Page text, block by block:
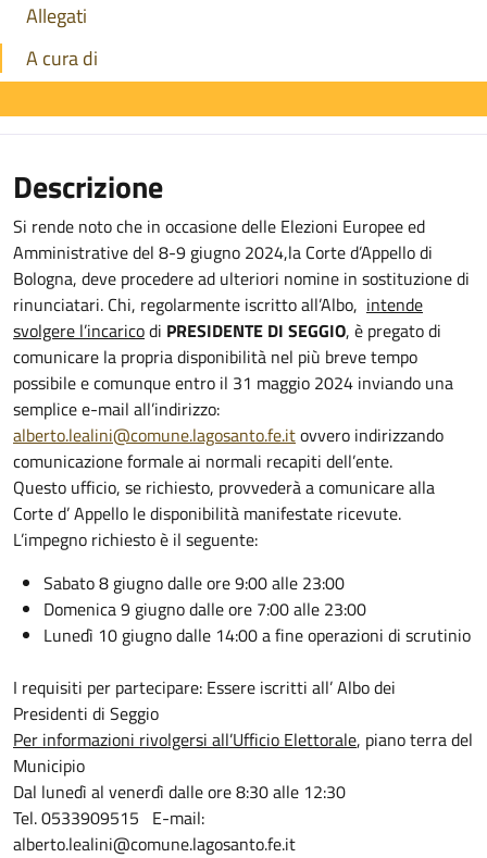
Allegati
A cura di
Descrizione
Si rende noto che in occasione delle Elezioni Europee ed
Amministrative del 8-9 giugno 2024,la Corte d’Appello di
Bologna, deve procedere ad ulteriori nomine in sostituzione di
rinunciatari. Chi, regolarmente iscritto all’Albo, intende
svolgere l’incaricodi PRESIDENTE DI SEGGIO, è pregato di
comunicare la propria disponibilità nel più breve tempo
possibile e comunque entro il 31 maggio 2024 inviando una
semplice e-mail all’indirizzo:
alberto.lealini@comune.lagosanto.fe.itovvero indirizzando
comunicazione formale ai normali recapiti dell’ente.
Questo ufficio, se richiesto, provvederà a comunicare alla
Corte d’ Appello le disponibilità manifestate ricevute.
L’impegno richiesto è il seguente:
Sabato 8 giugno dalle ore 9:00 alle 23:00
Domenica 9 giugno dalle ore 7:00 alle 23:00
Lunedì 10 giugno dalle 14:00 a fine operazioni di scrutinio
I requisiti per partecipare: Essere iscritti all’ Albo dei
Presidenti di Seggio
Per informazioni rivolgersi all’Ufficio Elettorale, piano terra del
Municipio
Dal lunedì al venerdì dalle ore 8:30 alle 12:30
Tel. 0533909515 E-mail:
alberto.lealini@comune.lagosanto.fe.it